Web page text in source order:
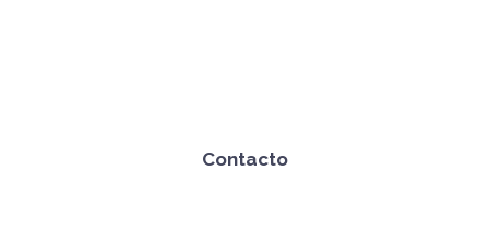
Contacto